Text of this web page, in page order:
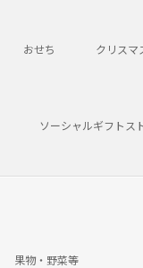
おせち クリスマ
ソーシャルギフトス
果物・野菜等